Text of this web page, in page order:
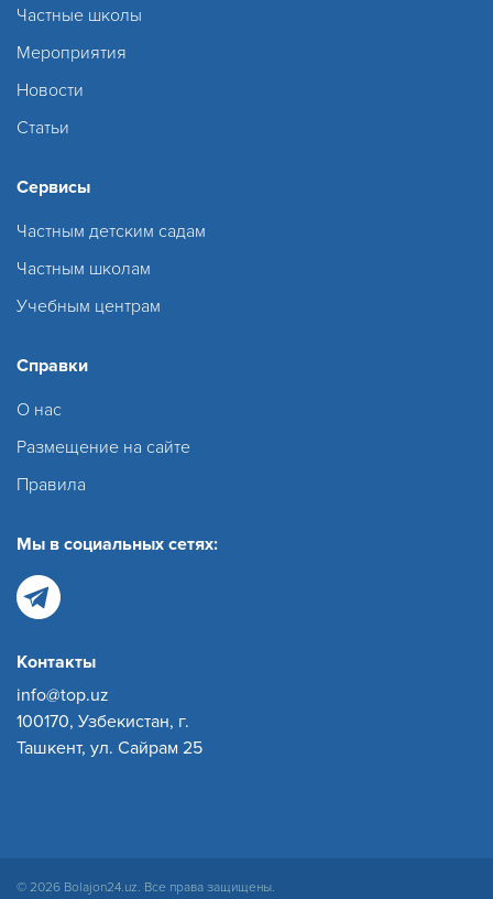
Частные школы
Мероприятия
Новости
Статьи
Сервисы
Частным детским садам
Частным школам
Учебным центрам
Справки
О нас
Размещение на сайте
Правила
Мы в социальных сетях:
Контакты
info@top.uz
100170, Узбекистан, г.
Ташкент, ул. Сайрам 25
© 2026 Bolajon24.uz. Все права защищены.